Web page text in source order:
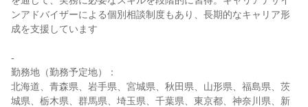
ンアドバイザーによる個別相談制度もあり、長期的なキャリア形
成を支援しています
-
勤務地（勤務予定地）：
北海道、青森県、岩手県、宮城県、秋田県、山形県、福島県、茨
城県、栃木県、群馬県、埼玉県、千葉県、東京都、神奈川県、新